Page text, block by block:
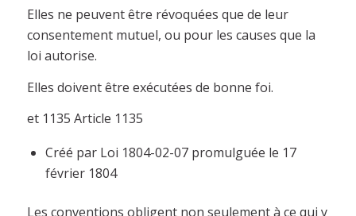
Elles ne peuvent être révoquées que de leur
consentement mutuel, ou pour les causes que la
loi autorise.
Elles doivent être exécutées de bonne foi.
et 1135 Article 1135
Créé par Loi 1804-02-07 promulguée le 17
février 1804
Les conventions obligent non seulement à ce qui y